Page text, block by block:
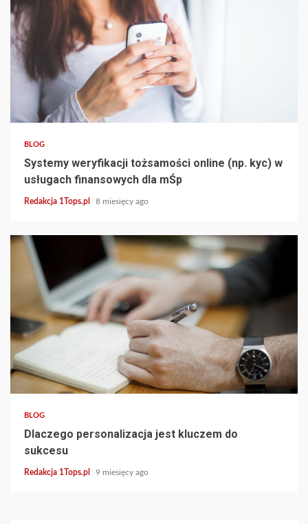
BLOG
Systemy weryfikacji tożsamości online (np. kyc) w
usługach finansowych dla mŚp
Redakcja 1Tops.pl 8 miesięcy ago
4 min read
BLOG
Dlaczego personalizacja jest kluczem do
sukcesu
Redakcja 1Tops.pl 9 miesięcy ago